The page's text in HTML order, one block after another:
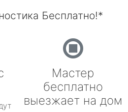
Бесплатно!*
Мастер
бесплатно
выезжает на дом